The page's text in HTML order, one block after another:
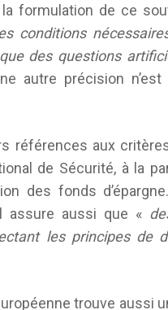
la formulation de ce
conditions
des questions
autre précision
références aux
de Sécurité, à la
des fonds d’épargne.
assure aussi que «
les principes de
trouve aussi